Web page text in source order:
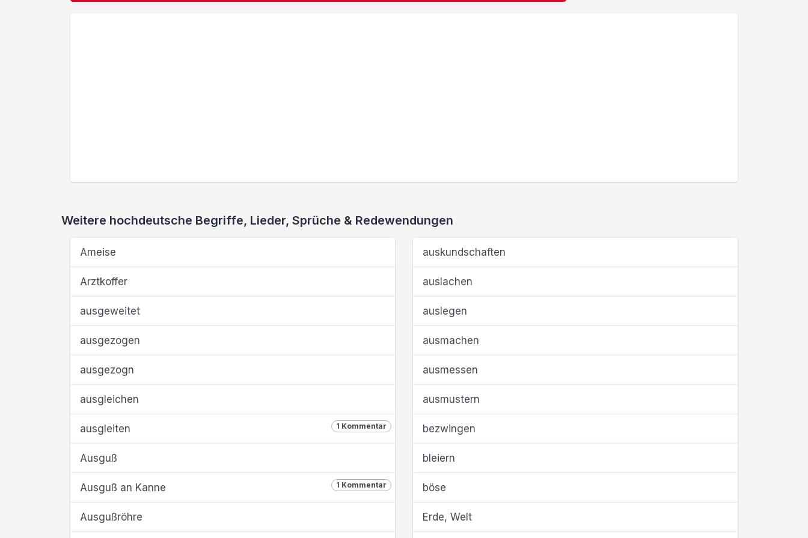
Weitere hochdeutsche Begriffe, Lieder, Sprüche & Redewendungen
Ameise
Arztkoffer
ausgeweitet
ausgezogen
ausgezogn
ausgleichen
1 Kommentar
ausgleiten
Ausguß
1 Kommentar
Ausguß an Kanne
Ausgußröhre
auskundschaften
auslachen
auslegen
ausmachen
ausmessen
ausmustern
bezwingen
bleiern
böse
Erde, Welt